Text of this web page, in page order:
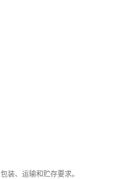
装、运输和贮存要求。